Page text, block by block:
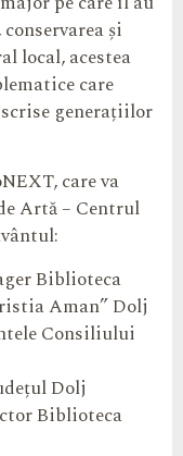
și
local, acestea
care
generațiilor
care va
Artă – Centrul
Biblioteca
Aman” Dolj
Consiliului
Dolj
Biblioteca